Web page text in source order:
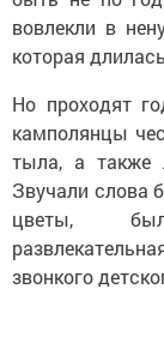
вовлекли в
которая
Но проходят
камполянцы
тыла, а также
Звучали слова
цветы,
звонкого